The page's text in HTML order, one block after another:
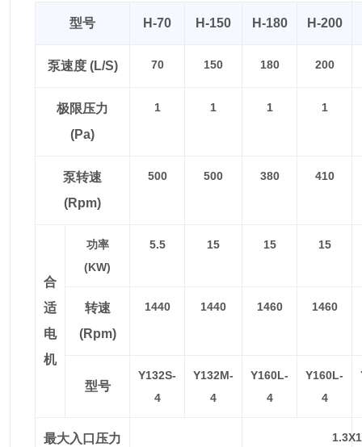
型号 H-70 H-150 H-180 H-200
泵速度 (L/S) 70 150 180 200
极限压力
(Pa)
1 1 1 1
泵转速
(rpm)
500 500 380 410
合
适
电
机
功率
(KW)
5.5 15 15 15
转速
(rpm)
1440 1440 1460 1460
型号
Y132S-
4
Y132M-
4
Y160L-
4
Y160L-
4
最大入口压力